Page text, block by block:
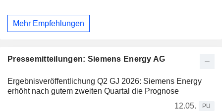
Mehr Empfehlungen
Pressemitteilungen: Siemens Energy AG
Ergebnisveröffentlichung Q2 GJ 2026: Siemens Energy
erhöht nach gutem zweiten Quartal die Prognose
12.05.
PU